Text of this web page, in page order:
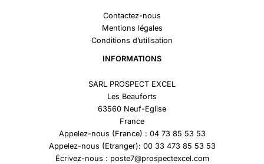
Contactez-nous
Mentions légales
Conditions d’utilisation
INFORMATIONS
SARL PROSPECT EXCEL
Les Beauforts
63560 Neuf-Eglise
France
Appelez-nous (France) : 04 73 85 53 53
Appelez-nous (Etranger): 00 33 473 85 53 53
Écrivez-nous : poste7@prospectexcel.com